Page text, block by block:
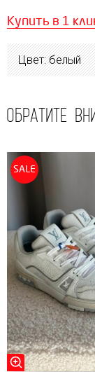
Купить в 1
Цвет: белый
ОБРАТИТЕ
SALE